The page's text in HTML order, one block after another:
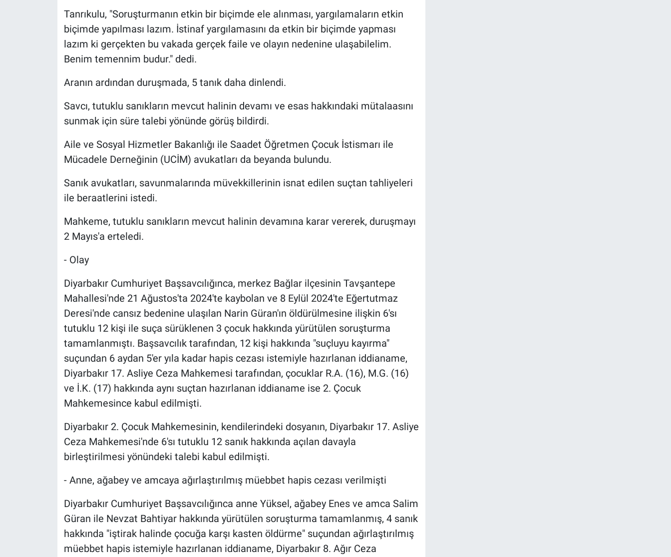
Tanrıkulu, "Soruşturmanın etkin bir biçimde ele alınması, yargılamaların etkin
biçimde yapılması lazım. İstinaf yargılamasını da etkin bir biçimde yapması
lazım ki gerçekten bu vakada gerçek faile ve olayın nedenine ulaşabilelim.
Benim temennim budur." dedi.
Aranın ardından duruşmada, 5 tanık daha dinlendi.
Savcı, tutuklu sanıkların mevcut halinin devamı ve esas hakkındaki mütalaasını
sunmak için süre talebi yönünde görüş bildirdi.
Aile ve Sosyal Hizmetler Bakanlığı ile Saadet Öğretmen Çocuk İstismarı ile
Mücadele Derneğinin (UCİM) avukatları da beyanda bulundu.
Sanık avukatları, savunmalarında müvekkillerinin isnat edilen suçtan tahliyeleri
ile beraatlerini istedi.
Mahkeme, tutuklu sanıkların mevcut halinin devamına karar vererek, duruşmayı
2 Mayıs'a erteledi.
- Olay
Diyarbakır Cumhuriyet Başsavcılığınca, merkez Bağlar ilçesinin Tavşantepe
Mahallesi'nde 21 Ağustos'ta 2024'te kaybolan ve 8 Eylül 2024'te Eğertutmaz
Deresi'nde cansız bedenine ulaşılan Narin Güran'ın öldürülmesine ilişkin 6'sı
tutuklu 12 kişi ile suça sürüklenen 3 çocuk hakkında yürütülen soruşturma
tamamlanmıştı. Başsavcılık tarafından, 12 kişi hakkında "suçluyu kayırma"
suçundan 6 aydan 5'er yıla kadar hapis cezası istemiyle hazırlanan iddianame,
Diyarbakır 17. Asliye Ceza Mahkemesi tarafından, çocuklar R.A. (16), M.G. (16)
ve İ.K. (17) hakkında aynı suçtan hazırlanan iddianame ise 2. Çocuk
Mahkemesince kabul edilmişti.
Diyarbakır 2. Çocuk Mahkemesinin, kendilerindeki dosyanın, Diyarbakır 17. Asliye
Ceza Mahkemesi'nde 6'sı tutuklu 12 sanık hakkında açılan davayla
birleştirilmesi yönündeki talebi kabul edilmişti.
- Anne, ağabey ve amcaya ağırlaştırılmış müebbet hapis cezası verilmişti
Diyarbakır Cumhuriyet Başsavcılığınca anne Yüksel, ağabey Enes ve amca Salim
Güran ile Nevzat Bahtiyar hakkında yürütülen soruşturma tamamlanmış, 4 sanık
hakkında "iştirak halinde çocuğa karşı kasten öldürme" suçundan ağırlaştırılmış
müebbet hapis istemiyle hazırlanan iddianame, Diyarbakır 8. Ağır Ceza